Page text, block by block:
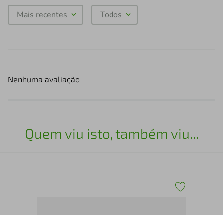
Mais recentes Todos
Nenhuma avaliação
Quem viu isto, também viu...